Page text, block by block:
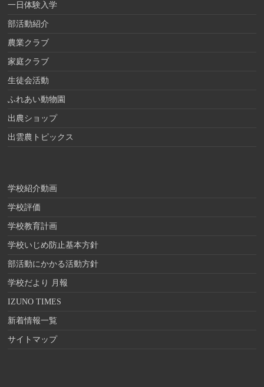
一日体験入学
部活動紹介
農業クラブ
家庭クラブ
生徒会活動
ふれあい動物園
出農ショップ
出雲農トピックス
学校紹介動画
学校評価
学校教育計画
学校いじめ防止基本方針
部活動にかかる活動方針
学校だより 月報
IZUNO TIMES
新着情報一覧
サイトマップ